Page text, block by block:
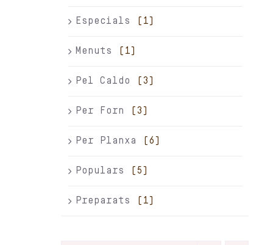
Especials (1)
Menuts (1)
Pel Caldo (3)
Per Forn (3)
Per Planxa (6)
Populars (5)
Preparats (1)